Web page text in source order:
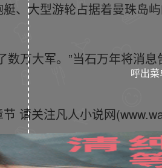
、大型游轮占据着曼珠岛
万大军。”当石万年将消
请关注凡人小说网
呼出